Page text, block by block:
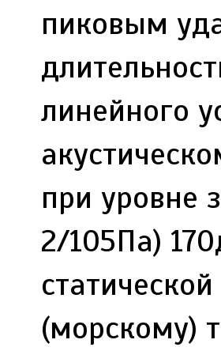
пиковым
линейного
при уровне
2/105Па)
(морскому)